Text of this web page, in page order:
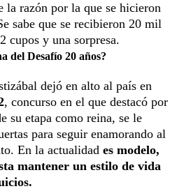
la razón por la que se hicieron
sabe que se recibieron 20 mil
cupos y una sorpresa.
del Desafío 20 años?
dejó en alto al país en
, concurso en el que destacó por
su etapa como reina, se le
para seguir enamorando al
En la actualidad es modelo,
mantener un estilo de vida